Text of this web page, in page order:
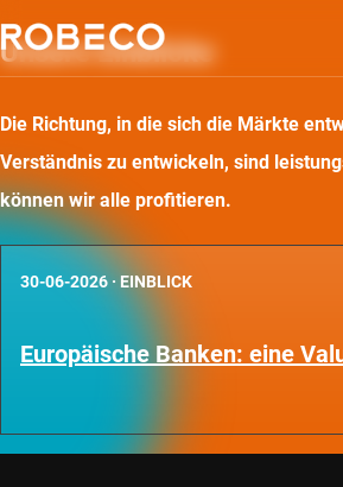
Unsere Einblicke
Die Richtung, in die sich die Märkte
Verständnis zu entwickeln, sind
können wir alle profitieren.
30-06-2026 · EINBLICK
Europäische Banken: eine